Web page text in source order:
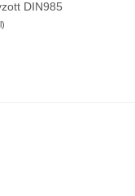
DIN985